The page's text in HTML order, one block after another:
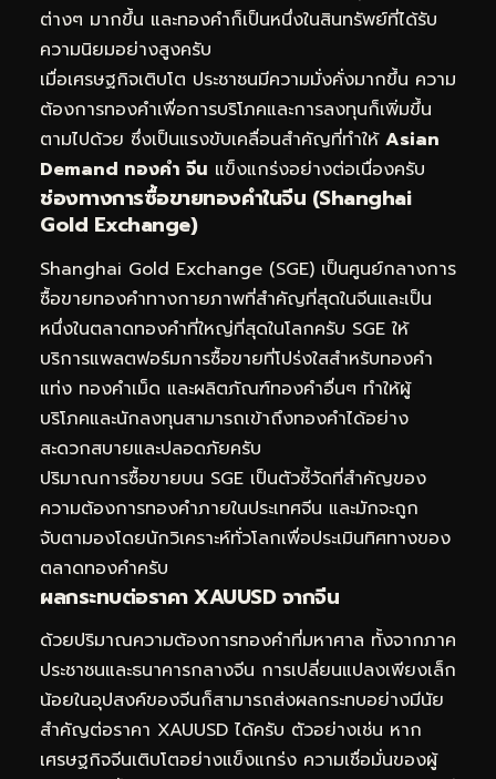
ต่างๆ มากขึ้น และทองคำก็เป็นหนึ่งในสินทรัพย์ที่ได้รับ
ความนิยมอย่างสูงครับ
เมื่อเศรษฐกิจเติบโต ประชาชนมีความมั่งคั่งมากขึ้น ความ
ต้องการทองคำเพื่อการบริโภคและการลงทุนก็เพิ่มขึ้น
ตามไปด้วย ซึ่งเป็นแรงขับเคลื่อนสำคัญที่ทำให้ Asian
Demand ทองคำ จีน แข็งแกร่งอย่างต่อเนื่องครับ
ช่องทางการซื้อขายทองคำในจีน (Shanghai
Gold Exchange)
Shanghai Gold Exchange (SGE) เป็นศูนย์กลางการ
ซื้อขายทองคำทางกายภาพที่สำคัญที่สุดในจีนและเป็น
หนึ่งในตลาดทองคำที่ใหญ่ที่สุดในโลกครับ SGE ให้
บริการแพลตฟอร์มการซื้อขายที่โปร่งใสสำหรับทองคำ
แท่ง ทองคำเม็ด และผลิตภัณฑ์ทองคำอื่นๆ ทำให้ผู้
บริโภคและนักลงทุนสามารถเข้าถึงทองคำได้อย่าง
สะดวกสบายและปลอดภัยครับ
ปริมาณการซื้อขายบน SGE เป็นตัวชี้วัดที่สำคัญของ
ความต้องการทองคำภายในประเทศจีน และมักจะถูก
จับตามองโดยนักวิเคราะห์ทั่วโลกเพื่อประเมินทิศทางของ
ตลาดทองคำครับ
ผลกระทบต่อราคา XAUUSD จากจีน
ด้วยปริมาณความต้องการทองคำที่มหาศาล ทั้งจากภาค
ประชาชนและธนาคารกลางจีน การเปลี่ยนแปลงเพียงเล็ก
น้อยในอุปสงค์ของจีนก็สามารถส่งผลกระทบอย่างมีนัย
สำคัญต่อราคา XAUUSD ได้ครับ ตัวอย่างเช่น หาก
เศรษฐกิจจีนเติบโตอย่างแข็งแกร่ง ความเชื่อมั่นของผู้